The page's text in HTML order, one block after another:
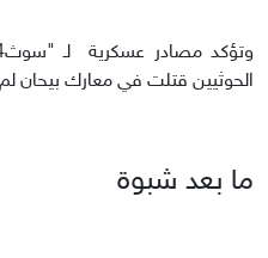
الحوثيين قتلت في معارك بيحان لم
ما بعد شبوة